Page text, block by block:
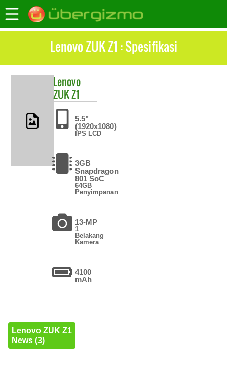
Lenovo ZUK Z1 : Spesifikasi
Lenovo
ZUK Z1
5.5"
(1920x1080)
IPS LCD
3GB
Snapdragon
801 SoC
64GB
Penyimpanan
13-MP
1
Belakang
Kamera
4100
mAh
Lenovo ZUK Z1
News (3)